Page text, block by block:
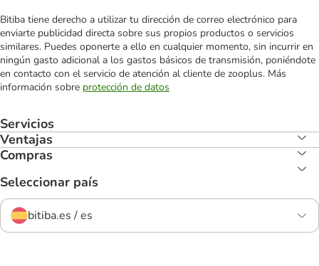
Bitiba tiene derecho a utilizar tu dirección de correo electrónico para
enviarte publicidad directa sobre sus propios productos o servicios
similares. Puedes oponerte a ello en cualquier momento, sin incurrir en
ningún gasto adicional a los gastos básicos de transmisión, poniéndote
en contacto con el servicio de atención al cliente de zooplus. Más
información sobre protección de datos
Servicios
Ventajas
Compras
Seleccionar país
bitiba.es / es